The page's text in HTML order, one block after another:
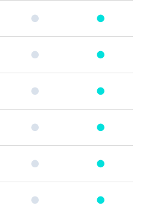
● ●
● ●
● ●
● ●
● ●
● ●